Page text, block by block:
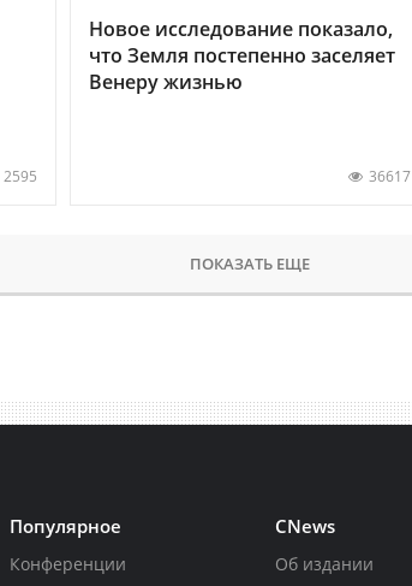
2595
Новое исследование показало,
что Земля постепенно заселяет
Венеру жизнью
36617
ПОКАЗАТЬ ЕЩЕ
Популярное
Конференции
CNews
Об издании